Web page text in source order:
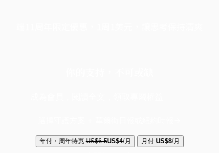
年付・周年特惠 US$6.5US$4/月 月付 US$8/月